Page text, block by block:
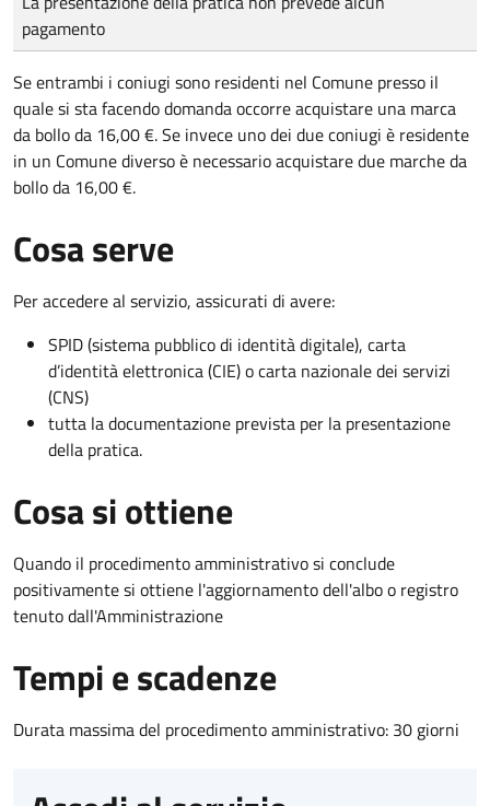
pagamento
Se entrambi i coniugi sono residenti nel Comune presso il
quale si sta facendo domanda occorre acquistare una marca
da bollo da 16,00 €. Se invece uno dei due coniugi è residente
in un Comune diverso è necessario acquistare due marche da
bollo da 16,00 €.
Cosa serve
Per accedere al servizio, assicurati di avere:
SPID (sistema pubblico di identità digitale), carta
d’identità elettronica (CIE) o carta nazionale dei servizi
(CNS)
tutta la documentazione prevista per la presentazione
della pratica.
Cosa si ottiene
Quando il procedimento amministrativo si conclude
positivamente si ottiene l'aggiornamento dell'albo o registro
tenuto dall'Amministrazione
Tempi e scadenze
Durata massima del procedimento amministrativo: 30 giorni